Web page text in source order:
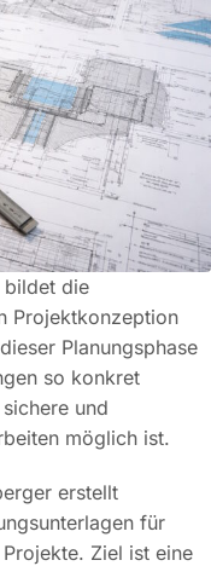
bildet die
Projektkonzeption
Planungsphase
so konkret
und
möglich ist.
erstellt
für
Ziel ist eine